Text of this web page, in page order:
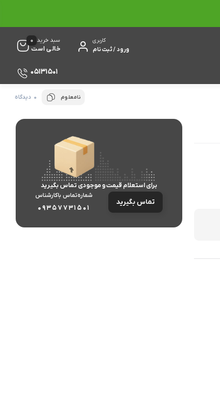
کاربری
ورود / ثبت نام
سبد خرید
خالی است
0
05131501
نامعلوم 0 دیدگاه
برای استعلام قیمت و موجودی تماس بگیرید
تماس بگیرید
شماره‌تماس‌ با‌کارشناس
09357731501